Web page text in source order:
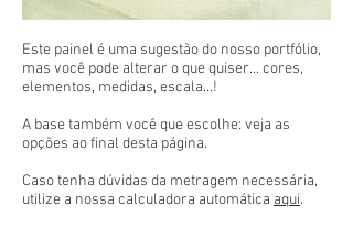
Este painel é uma sugestão do nosso portfólio,
mas você pode alterar o que quiser... cores,
elementos, medidas, escala...!
A base também você que escolhe: veja as
opções ao final desta página.
Caso tenha dúvidas da metragem necessária,
utilize a nossa calculadora automática aqui.